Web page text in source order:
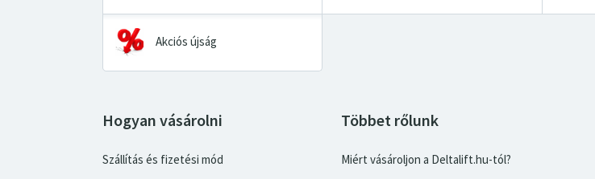
Akciós újság
Hogyan vásárolni
Szállítás és fizetési mód
Többet rőlunk
Miért vásároljon a Deltalift.hu-tól?